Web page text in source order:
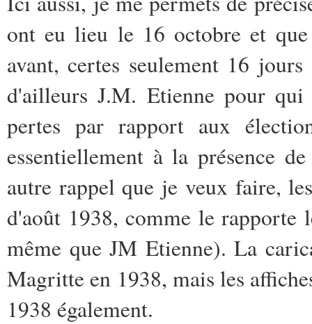
ont eu lieu le 16 octobre et
avant, certes seulement 16
d'ailleurs J.M. Etienne pour
pertes par rapport aux
essentiellement à la présence
autre rappel que je veux faire,
d'août 1938, comme le
même que JM Etienne). La
Magritte en 1938, mais les
1938 également.